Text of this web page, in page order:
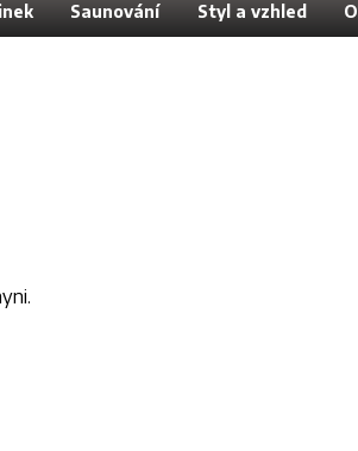
Saunování Styl a vzhled